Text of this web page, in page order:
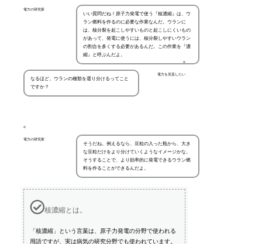
電力の研究家
いい質問だね！原子力発電で使う『核濃縮』は、ウ
ラン燃料を作るのに必要な作業なんだ。ウランに
は、核分裂を起こしやすいものと起こしにくいもの
があって、発電に使うには、核分裂しやすいウラン
の割合を多くする必要があるんだ。この作業を『濃
縮』と呼ぶんだよ。
電力を見直したい
なるほど。ウランの種類を選り分けるってこと
ですか？
電力の研究家
そうだね。例えるなら、豆粒の入った瓶から、大き
な豆粒だけをより分けていくようなイメージかな。
そうすることで、より効率的に発電できるウラン燃
料を作ることができるんだよ。
核濃縮とは。
「核濃縮」という言葉は、原子力発電の分野で使われる
用語ですが、実は病気の研究分野でも使われています。